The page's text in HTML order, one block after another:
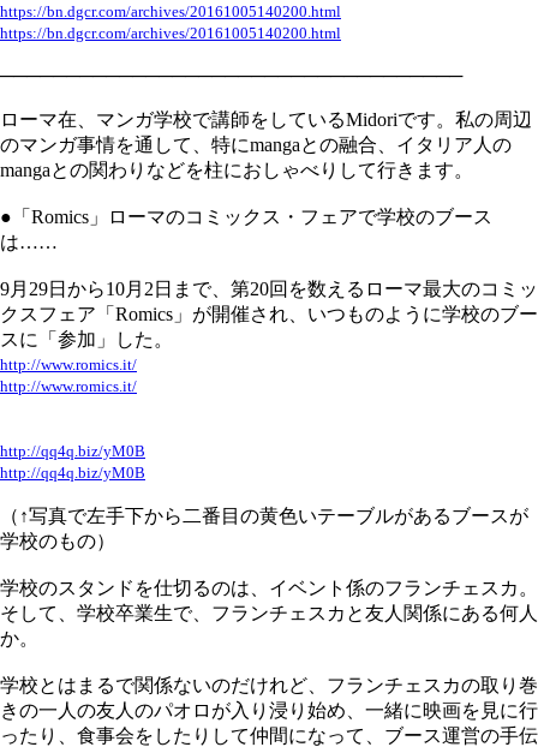
https://bn.dgcr.com/archives/20161005140200.html
https://bn.dgcr.com/archives/20161005140200.html
───────────────────────────────────
ローマ在、マンガ学校で講師をしているMidoriです。私の周辺
のマンガ事情を通して、特にmangaとの融合、イタリア人の
mangaとの関わりなどを柱におしゃべりして行きます。
●「Romics」ローマのコミックス・フェアで学校のブース
は……
9月29日から10月2日まで、第20回を数えるローマ最大のコミッ
クスフェア「Romics」が開催され、いつものように学校のブー
スに「参加」した。
http://www.romics.it/
http://www.romics.it/
http://qq4q.biz/yM0B
http://qq4q.biz/yM0B
（↑写真で左手下から二番目の黄色いテーブルがあるブースが
学校のもの）
学校のスタンドを仕切るのは、イベント係のフランチェスカ。
そして、学校卒業生で、フランチェスカと友人関係にある何人
か。
学校とはまるで関係ないのだけれど、フランチェスカの取り巻
きの一人の友人のパオロが入り浸り始め、一緒に映画を見に行
ったり、食事会をしたりして仲間になって、ブース運営の手伝